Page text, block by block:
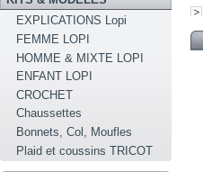
EXPLICATIONS Lopi
FEMME LOPI
HOMME & MIXTE LOPI
ENFANT LOPI
CROCHET
Chaussettes
Bonnets, Col, Moufles
Plaid et coussins TRICOT